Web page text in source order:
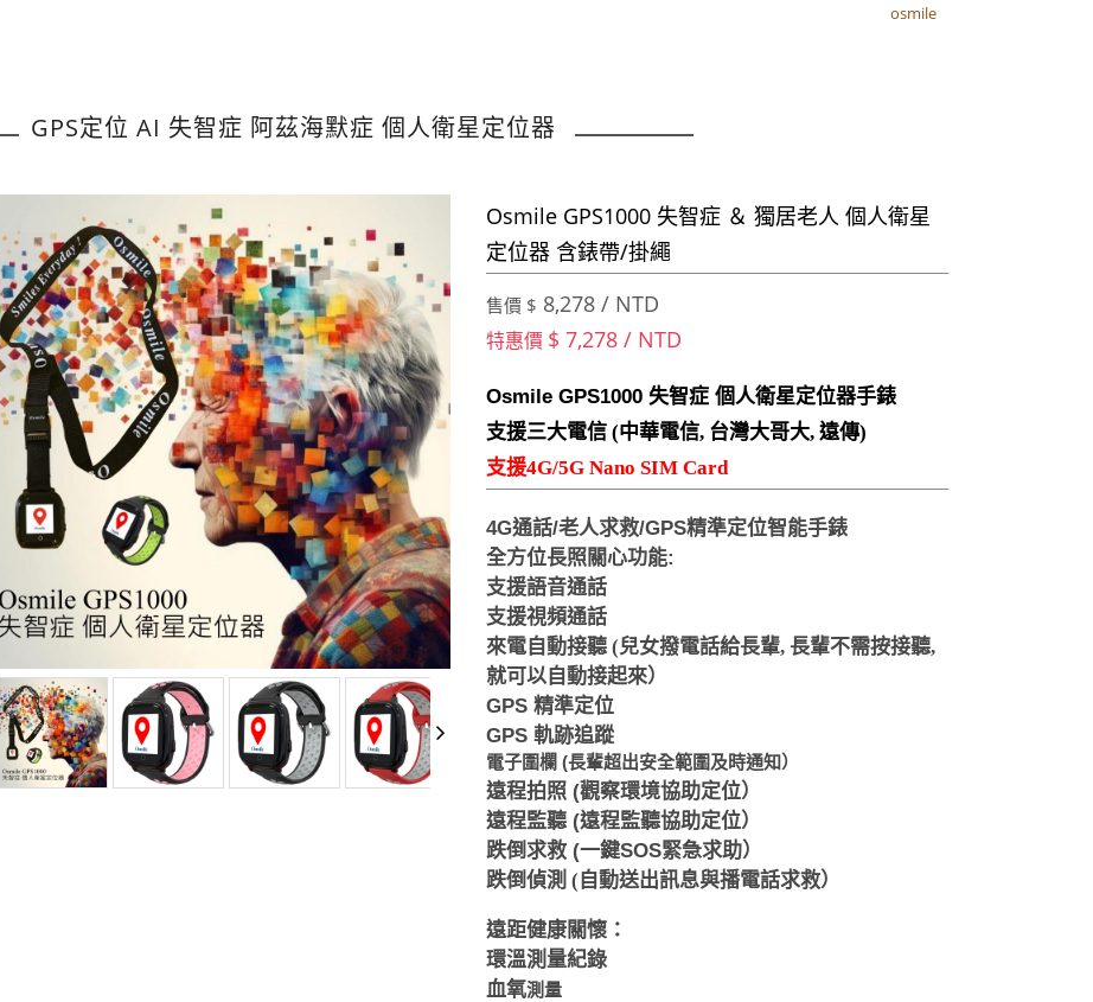
osmile
GPS定位 AI 失智症 阿茲海默症 個人衛星定位器
Osmile GPS1000 失智症 ＆ 獨居老人 個人衛星
定位器 含錶帶/掛繩
售價 $ 8,278 / NTD
特惠價 $ 7,278 / NTD
Osmile GPS1000 失智症 個人衛星定位器手錶
支援三大電信 (中華電信, 台灣大哥大, 遠傳)
支援4G/5G Nano SIM Card
4G通話/老人求救/GPS精準定位智能手錶
全方位長照關心功能:
支援語音通話
支援視頻通話
來電自動接聽 (兒女撥電話給長輩, 長輩不需按接聽,
就可以自動接起來）
GPS 精準定位
GPS 軌跡追蹤
電子圍欄 (長輩超出安全範圍及時通知）
遠程拍照(觀察環境協助定位）
遠程監聽(遠程監聽協助定位）
跌倒求救(一鍵SOS緊急求助）
跌倒偵測 (自動送出訊息與播電話求救）
遠距健康關懷：
環溫測量紀錄
血氧測量